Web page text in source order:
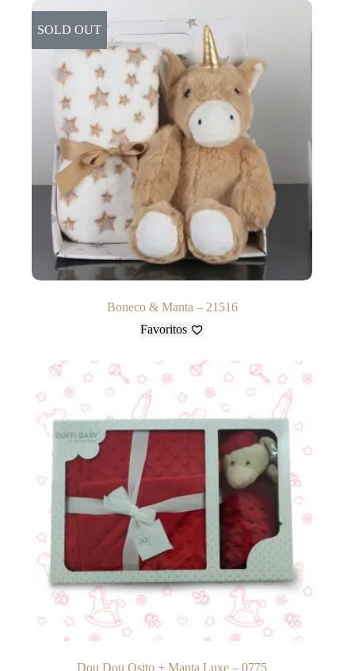
SOLD OUT
Boneco & Manta – 21516
Favoritos
Dou Dou Osito + Manta Luxe – 0775